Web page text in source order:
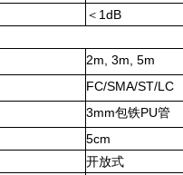
＜ 1dB
2m, 3m, 5m
FC/SMA/ST/LC
3mm包铁PU管
5cm
开放式